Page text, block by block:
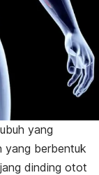
yang
yang berbentuk
dinding otot